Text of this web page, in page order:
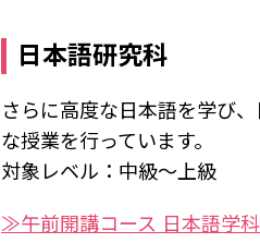
日本語研究科
さらに高度な日本語を学び
な授業を行っています。
対象レベル：中級～上級
≫午前開講コース 日本語学